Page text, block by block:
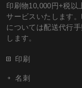
印刷物10,000円+税以
サービスいたします
については配送代行
します。
印刷
名刺